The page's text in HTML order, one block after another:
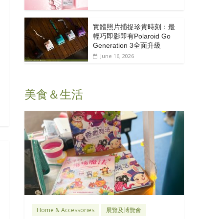
實體照片捕捉珍貴時刻：最
輕巧即影即有Polaroid Go
Generation 3全面升級
June 16, 2026
美食＆生活
Home & Accessories 展覽及博覽會